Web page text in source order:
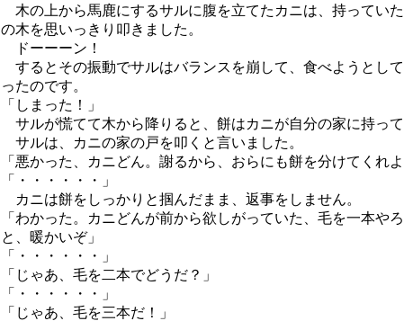
木の上から馬鹿にするサルに腹を立てたカニは、持ってい
の木を思いっきり叩きました。
ドーーーン！
するとその振動でサルはバランスを崩して、食べようとし
ったのです。
「しまった！」
サルが慌てて木から降りると、餅はカニが自分の家に持って
サルは、カニの家の戸を叩くと言いました。
「悪かった、カニどん。謝るから、おらにも餅を分けてくれよ
「・・・・・・」
カニは餅をしっかりと掴んだまま、返事をしません。
「わかった。カニどんが前から欲しがっていた、毛を一本や
と、暖かいぞ」
「・・・・・・」
「じゃあ、毛を二本でどうだ？」
「・・・・・・」
「じゃあ、毛を三本だ！」